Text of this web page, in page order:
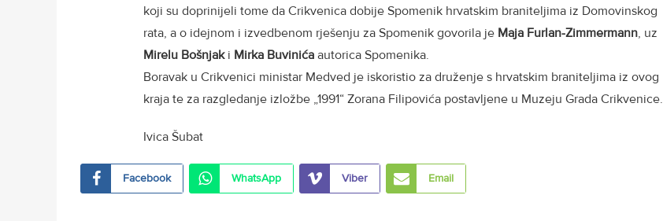
koji su doprinijeli tome da Crikvenica dobije Spomenik hrvatskim braniteljima iz Domovinskog
rata, a o idejnom i izvedbenom rješenju za Spomenik govorila je Maja Furlan-Zimmermann, uz
Mirelu Bošnjaki Mirka Buvinića autorica Spomenika.
Boravak u Crikvenici ministar Medved je iskoristio za druženje s hrvatskim braniteljima iz ovog
kraja te za razgledanje izložbe „1991“ Zorana Filipovića postavljene u Muzeju Grada Crikvenice.
Ivica Šubat
Facebook WhatsApp Viber Email